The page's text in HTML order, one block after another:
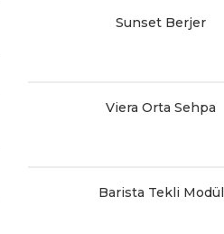
Sunset Berjer
Viera Orta Sehpa
Barista Tekli Modül